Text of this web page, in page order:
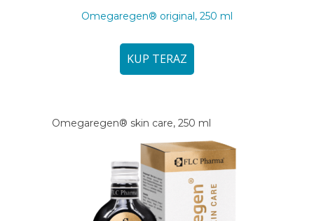
Omegaregen® original, 250 ml
KUP TERAZ
Omegaregen® skin care, 250 ml